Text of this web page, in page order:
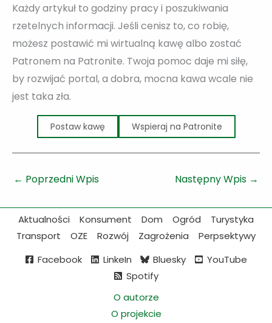
Każdy artykuł to godziny pracy i poszukiwania
rzetelnych informacji. Jeśli cenisz to, co robię,
możesz postawić mi wirtualną kawę albo zostać
Patronem na Patronite. Twoja pomoc daje mi siłę,
by rozwijać portal, a dobra, mocna kawa wcale nie
jest taka zła.
Postaw kawę Wspieraj na Patronite
← Poprzedni Wpis Następny Wpis →
Aktualności Konsument Dom Ogród
Turystyka
Transport
OZE Rozwój Zagrożenia
Perpsektywy
Facebook
LinkeIn Bluesky
YouTube
Spotify
O autorze
O projekcie